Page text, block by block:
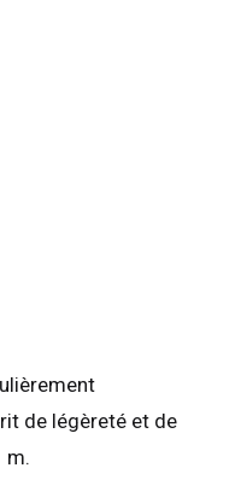
de légèreté et de
m.